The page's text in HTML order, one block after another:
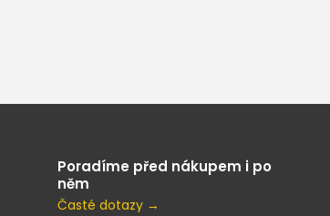
Poradíme před nákupem i po
něm
Časté dotazy →